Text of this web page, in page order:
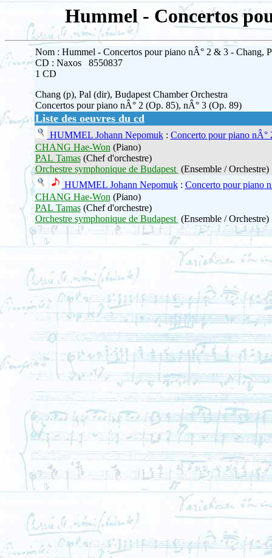
Hummel - Concertos
Nom : Hummel - Concertos pour piano nÂ° 2 & 3 - Chang,
CD : Naxos 8550837
1 CD
Chang (p), Pal (dir), Budapest Chamber Orchestra
Concertos pour piano nÂ° 2 (Op. 85), nÂ° 3 (Op. 89)
Liste des oeuvres du cd
HUMMEL Johann Nepomuk: Concerto pour piano nÂ°
CHANG Hae-Won(Piano)
PAL Tamas(Chef d'orchestre)
Orchestre symphonique de Budapest (Ensemble / Orchestre)
HUMMEL Johann Nepomuk: Concerto pour piano
CHANG Hae-Won(Piano)
PAL Tamas(Chef d'orchestre)
Orchestre symphonique de Budapest (Ensemble / Orchestre)